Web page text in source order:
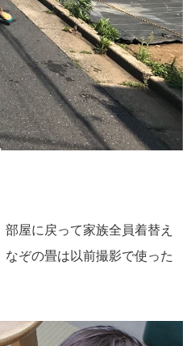
屋に戻って家族全員着替え
ぞの畳は以前撮影で使った